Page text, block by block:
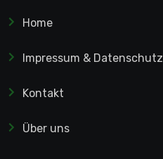
Home
Impressum & Datenschutz
Kontakt
Über uns